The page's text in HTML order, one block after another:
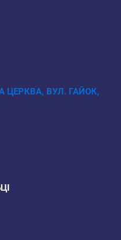
ЦЕРКВА, ВУЛ. ГАЙОК,